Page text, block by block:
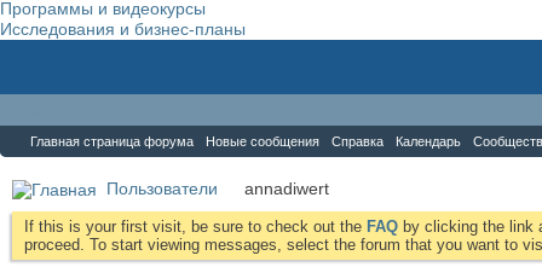
Программы и видеокурсы
Исследования и бизнес-планы
Главная страница форума Новые сообщения Справка Календарь
Пользователи annadiwert
If this is your first visit, be sure to check out the FAQ by clicking the link
proceed. To start viewing messages, select the forum that you want to